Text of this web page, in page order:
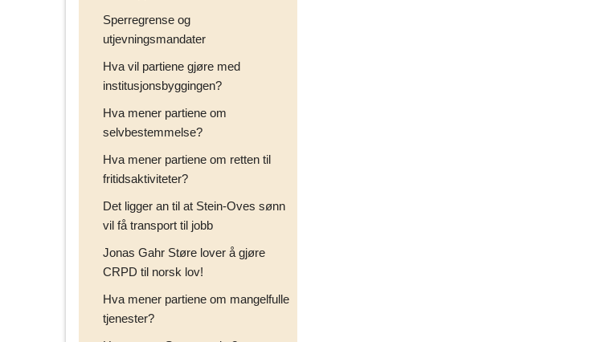
Sperregrense og
utjevningsmandater
Hva vil partiene gjøre med
institusjonsbyggingen?
Hva mener partiene om
selvbestemmelse?
Hva mener partiene om retten til
fritidsaktiviteter?
Det ligger an til at Stein-Oves sønn
vil få transport til jobb
Jonas Gahr Støre lover å gjøre
CRPD til norsk lov!
Hva mener partiene om mangelfulle
tjenester?